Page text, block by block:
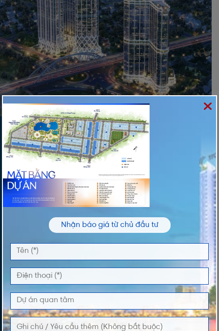
ĐĂNG KÝ NHẬN THÔNG TIN
Vui lòng nhập thông tin của bạn để nhận thông
tin Giá và Giỏ Hàng độc quyền từ chúng tôi
TÊN *
ĐIỆN THOẠI *
DỰ ÁN QUAN TÂM
LỜI NHẮN
Nhận báo giá từ chủ đầu tư